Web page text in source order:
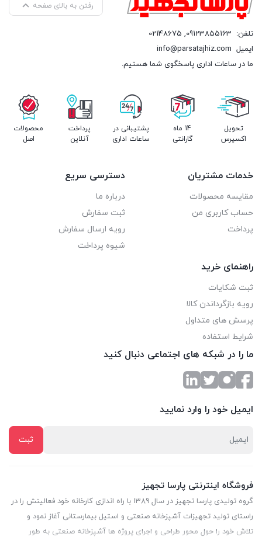
رفتن به بالای صفحه
تلفن: 09123855163
,
02148675
ایمیل info@parsatajhiz.com
ما در ساعات اداری پاسخگوی شما هستیم.
تحویل
اکسپرس
14 ماه
گارانتی
پشتیبانی در
ساعات اداری
پرداخت
آنلاین
محصولات
اصل
خدمات مشتریان
مقایسه محصولات
حساب کاربری من
پرداخت
دسترسی سریع
درباره ما
ثبت سفارش
رویه ارسال سفارش
شیوه پرداخت
راهنمای خرید
ثبت شکایات
رویه بازگرداندن کالا
پرسش های متداول
شرایط استفاده
ما را در شبکه های اجتماعی دنبال کنید
ایمیل خود را وارد نمایید
فروشگاه اینترنتی پارسا تجهیز
گروه تولیدی پارسا تجهیز در سال 1389 با راه اندازی کارخانه خود فعالیتش را در
راستای تولید تجهیزات آشپزخانه صنعتی و استیل بیمارستانی آغاز نمود و
تلاش خود را حول محور طراحی و اجرای پروژه ها آشپزخانه صنعتی به طور